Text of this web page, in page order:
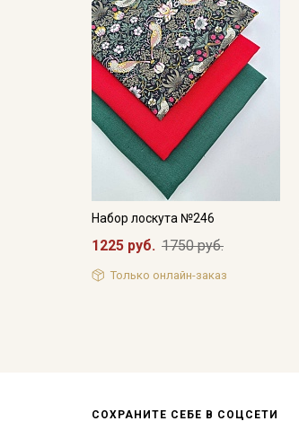
Набор лоскута №246
1225 руб. 1750 руб.
Только онлайн-заказ
СОХРАНИТЕ СЕБЕ В СОЦСЕТИ